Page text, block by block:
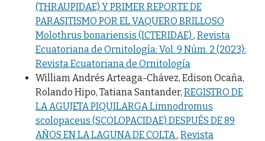
(THRAUPIDAE) Y PRIMER REPORTE DE
PARASITISMO POR EL VAQUERO BRILLOSO
Molothrus bonariensis (ICTERIDAE) , Revista
Ecuatoriana de Ornitología: Vol. 9 Núm. 2 (2023):
Revista Ecuatoriana de Ornitología
William Andrés Arteaga-Chávez, Edison Ocaña,
Rolando Hipo, Tatiana Santander, REGISTRO DE
LA AGUJETA PIQUILARGA Limnodromus
scolopaceus (SCOLOPACIDAE) DESPUÉS DE 89
AÑOS EN LA LAGUNA DE COLTA , Revista